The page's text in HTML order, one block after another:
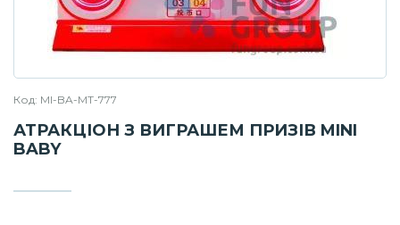
Код: MI-BA-MT-777
АТРАКЦІОН З ВИГРАШЕМ ПРИЗІВ MINI
BABY